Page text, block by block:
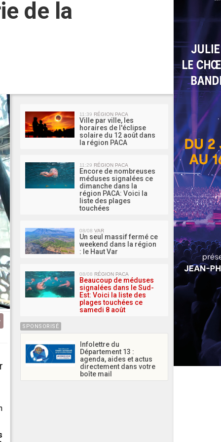
de la
11:39 RÉGION PACA
Ville par ville, les
horaires de l'éclipse
solaire du 12 août dans
la région PACA
11:29 RÉGION PACA
Encore de nombreuses
méduses signalées ce
dimanche dans la
région PACA: Voici la
liste des plages
touchées
08/08 VAR
Un seul massif fermé ce
weekend dans la région
: le Haut Var
08/08 RÉGION PACA
Beaucoup de méduses
signalées dans le Sud-
Est: Voici la liste des
plages touchées ce
samedi 8 août
SPONSORISÉ
Infolettre du
Département 13 :
agenda, aides et actus
directement dans votre
boîte mail